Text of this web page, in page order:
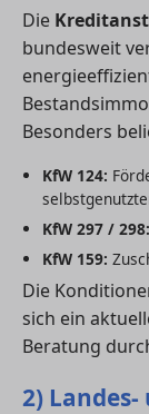
Die
bundesweit
Besonders
KfW 124:
KfW 297 / 298:
KfW 159:
Die
sich ein
Beratung
2)